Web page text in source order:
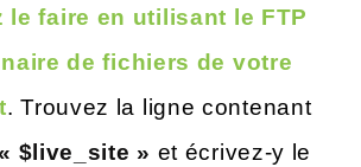
le faire en utilisant le FTP
de fichiers de votre
. Trouvez la ligne contenant
$live_site » et écrivez-y le